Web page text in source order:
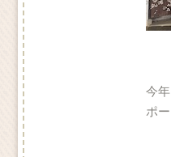
今
ポ